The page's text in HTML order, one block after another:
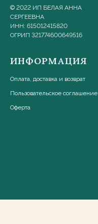
© 2022 ИП БЕЛАЯ АННА
СЕРГЕЕВНА
ИНН: 615012415820
ОГРИП 321774600649516
ИНФОРМАЦИЯ
Оплата, доставка и возврат
Пользовательское соглашение
Оферта